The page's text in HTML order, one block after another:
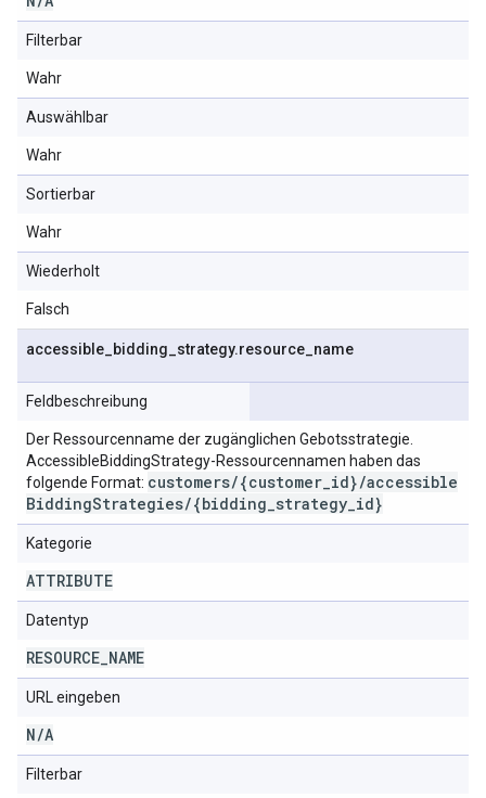
Filterbar
Wahr
Auswählbar
Wahr
Sortierbar
Wahr
Wiederholt
Falsch
accessible bidding strategy.resource name
Feldbeschreibung
Der Ressourcenname der zugänglichen Gebotsstrategie.
AccessibleBiddingStrategy-Ressourcennamen haben das
folgende Format: customers/{customer id}/accessible
BiddingStrategies/{bidding strategy id}
Kategorie
ATTRIBUTE
Datentyp
RESOURCE NAME
URL eingeben
N/A
Filterbar